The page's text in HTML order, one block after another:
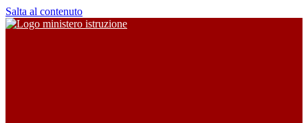
Salta al contenuto